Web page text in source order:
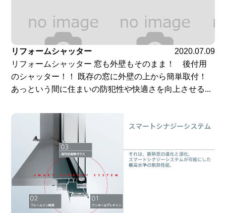
リフォームシャッター
2020.07.09
リフォームシャッター 窓も外壁もそのまま！ 後付用
のシャッター！！ 既存の窓に外壁の上から簡単取付！
あっという間に住まいの防犯性や快適さを向上させる...